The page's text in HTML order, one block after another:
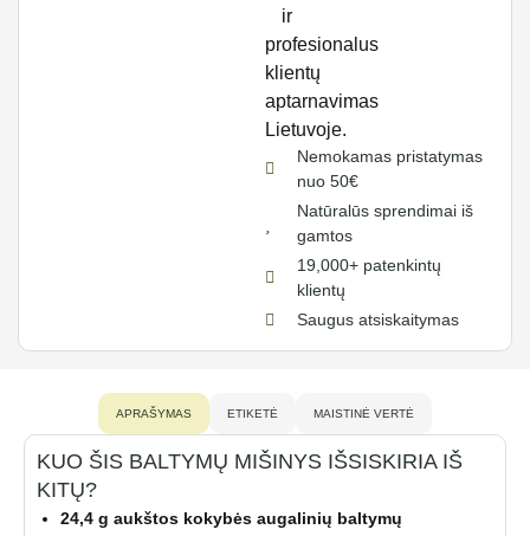
Nemokamas pristatymas
nuo 50€
Natūralūs sprendimai iš
gamtos
19,000+ patenkintų
klientų
Saugus atsiskaitymas
APRAŠYMAS ETIKETĖ MAISTINĖ VERTĖ
KUO ŠIS BALTYMŲ MIŠINYS IŠSISKIRIA IŠ
KITŲ?
24,4 g aukštos kokybės augalinių baltymų